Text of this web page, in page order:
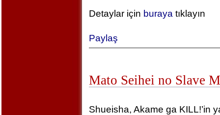
Detaylar için buraya tıklayın
Paylaş
Mato Seihei no Slave
Shueisha, Akame ga KILL!’in